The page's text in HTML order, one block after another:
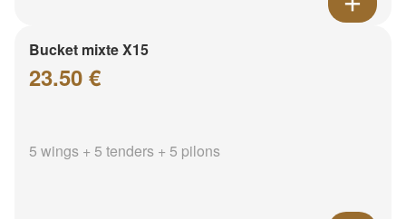
Bucket mixte X15
23.50 €
5 wings + 5 tenders + 5 pilons